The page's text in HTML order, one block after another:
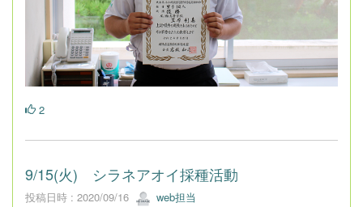
2
9/15(火) シラネアオイ採種活動
投稿日時 : 2020/09/16 web担当